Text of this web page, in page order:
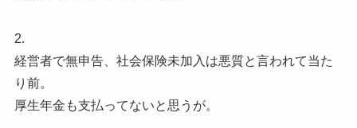
2.
経営者で無申告、社会保険未加入は悪質と言われて当た
り前。
厚生年金も支払ってないと思うが。